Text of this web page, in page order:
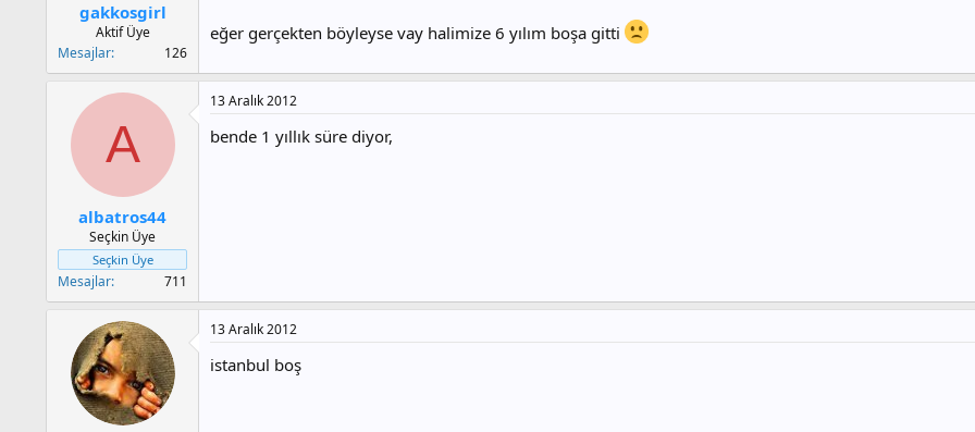
gakkosgirl
Aktif Üye
Mesajlar
126
eğer gerçekten böyleyse vay halimize 6 yılım boşa gitti
A
albatros44
Seçkin Üye
Seçkin Üye
Mesajlar 711
13 Aralık 2012
bende 1 yıllık süre diyor,
13 Aralık 2012
istanbul boş